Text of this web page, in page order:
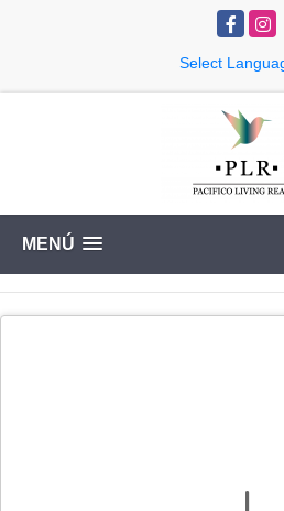
Facebook
Select
MENÚ